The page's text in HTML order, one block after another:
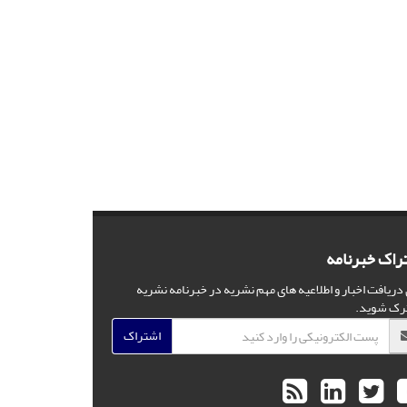
خبرنامه
دریافت اخبار و اطلاعیه های مهم نشریه در خبرنامه نشریه
شوید.
اشتراک